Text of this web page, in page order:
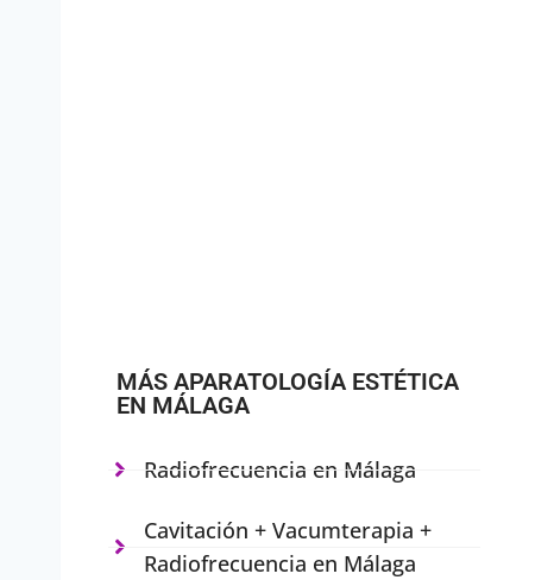
MÁS APARATOLOGÍA ESTÉTICA
EN MÁLAGA
Radiofrecuencia en Málaga
Cavitación + Vacumterapia +
Radiofrecuencia en Málaga